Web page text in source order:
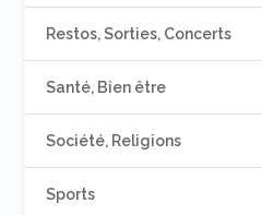
Restos, Sorties, Concerts
Santé, Bien être
Société, Religions
Sports